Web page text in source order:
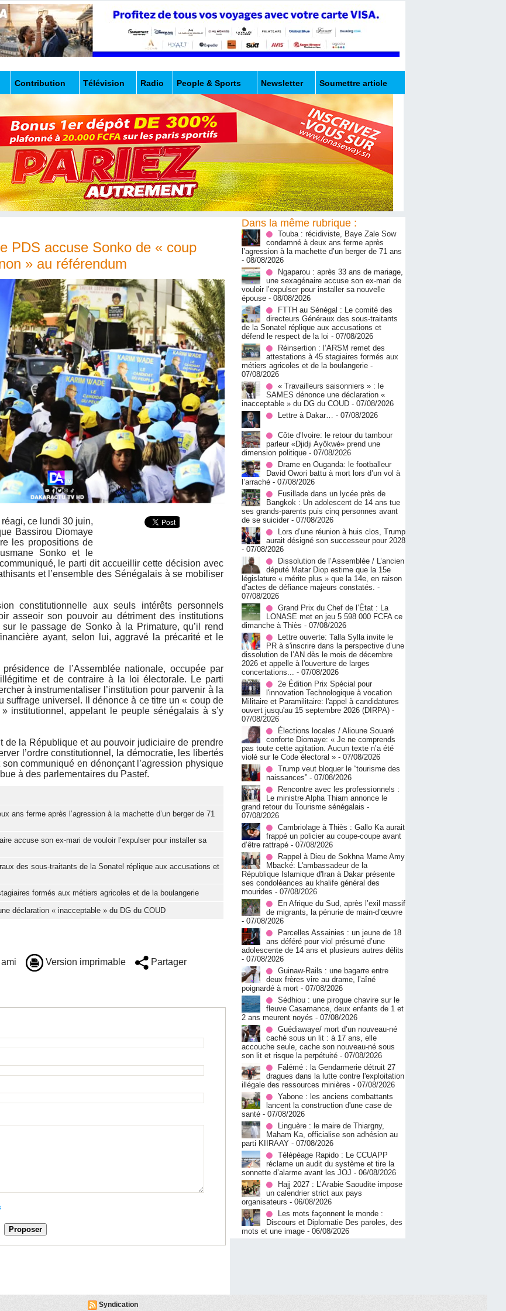
Contribution Télévision Radio People & Sports Newsletter Soumettre article
PDS accuse Sonko de « coup
» au référendum
ce lundi 30 juin,
Bassirou Diomaye
les propositions de
Sonko et le
le parti dit accueillir cette décision avec
et l’ensemble des Sénégalais à se mobiliser
constitutionnelle aux seuls intérêts personnels
asseoir son pouvoir au détriment des institutions
le passage de Sonko à la Primature, qu’il rend
ayant, selon lui, aggravé la précarité et le
de l’Assemblée nationale, occupée par
et de contraire à la loi électorale. Le parti
à instrumentaliser l’institution pour parvenir à la
suffrage universel. Il dénonce à ce titre un « coup de
institutionnel, appelant le peuple sénégalais à s’y
de la République et au pouvoir judiciaire de prendre
l’ordre constitutionnel, la démocratie, les libertés
communiqué en dénonçant l’agression physique
à des parlementaires du Pastef.
ans ferme après l’agression à la machette d’un berger de 71
accuse son ex-mari de vouloir l’expulser pour installer sa
des sous-traitants de la Sonatel réplique aux accusations et
formés aux métiers agricoles et de la boulangerie
déclaration « inacceptable » du DG du COUD
Version imprimable Partager
Dans la même rubrique :
Touba : récidiviste, Baye Zale Sow
condamné à deux ans ferme après
l’agression à la machette d’un berger de 71 ans
- 08/08/2026
Ngaparou : après 33 ans de mariage,
une sexagénaire accuse son ex-mari de
vouloir l’expulser pour installer sa nouvelle
épouse - 08/08/2026
FTTH au Sénégal : Le comité des
directeurs Généraux des sous-traitants
de la Sonatel réplique aux accusations et
défend le respect de la loi - 07/08/2026
Réinsertion : l’ARSM remet des
attestations à 45 stagiaires formés aux
métiers agricoles et de la boulangerie -
07/08/2026
« Travailleurs saisonniers » : le
SAMES dénonce une déclaration «
inacceptable » du DG du COUD - 07/08/2026
Lettre à Dakar… - 07/08/2026
Côte d'Ivoire: le retour du tambour
parleur «Djidji Ayôkwé» prend une
dimension politique - 07/08/2026
Drame en Ouganda: le footballeur
David Owori battu à mort lors d’un vol à
l’arraché - 07/08/2026
Fusillade dans un lycée près de
Bangkok : Un adolescent de 14 ans tue
ses grands-parents puis cinq personnes avant
de se suicider - 07/08/2026
Lors d’une réunion à huis clos, Trump
aurait désigné son successeur pour 2028
- 07/08/2026
Dissolution de l’Assemblée / L’ancien
député Matar Diop estime que la 15e
législature « mérite plus » que la 14e, en raison
d’actes de défiance majeurs constatés. -
07/08/2026
Grand Prix du Chef de l’État : La
LONASE met en jeu 5 598 000 FCFA ce
dimanche à Thiès - 07/08/2026
Lettre ouverte: Talla Sylla invite le
PR à s'inscrire dans la perspective d’une
dissolution de l’AN dès le mois de décembre
2026 et appelle à l'ouverture de larges
concertations... - 07/08/2026
2e Édition Prix Spécial pour
l'innovation Technologique à vocation
Militaire et Paramilitaire: l'appel à candidatures
ouvert jusqu'au 15 septembre 2026 (DIRPA) -
07/08/2026
Élections locales / Alioune Souaré
conforte Diomaye: « Je ne comprends
pas toute cette agitation. Aucun texte n’a été
violé sur le Code électoral » - 07/08/2026
Trump veut bloquer le “tourisme des
naissances” - 07/08/2026
Rencontre avec les professionnels :
Le ministre Alpha Thiam annonce le
grand retour du Tourisme sénégalais -
07/08/2026
Cambriolage à Thiès : Gallo Ka aurait
frappé un policier au coupe-coupe avant
d’être rattrapé - 07/08/2026
Rappel à Dieu de Sokhna Mame Amy
Mbacké: L'ambassadeur de la
République Islamique d'Iran à Dakar présente
ses condoléances au khalife général des
mourides - 07/08/2026
En Afrique du Sud, après l’exil massif
de migrants, la pénurie de main-d’œuvre
- 07/08/2026
Parcelles Assainies : un jeune de 18
ans déféré pour viol présumé d’une
adolescente de 14 ans et plusieurs autres délits
- 07/08/2026
Guinaw-Rails : une bagarre entre
deux frères vire au drame, l’aîné
poignardé à mort - 07/08/2026
Sédhiou : une pirogue chavire sur le
fleuve Casamance, deux enfants de 1 et
2 ans meurent noyés - 07/08/2026
Guédiawaye/ mort d’un nouveau-né
caché sous un lit : à 17 ans, elle
accouche seule, cache son nouveau-né sous
son lit et risque la perpétuité - 07/08/2026
Falémé : la Gendarmerie détruit 27
dragues dans la lutte contre l'exploitation
illégale des ressources minières - 07/08/2026
Yabone : les anciens combattants
lancent la construction d'une case de
santé - 07/08/2026
Linguère : le maire de Thiargny,
Maham Ka, officialise son adhésion au
parti KIIRAAY - 07/08/2026
Télépéage Rapido : Le CCUAPP
réclame un audit du système et tire la
sonnette d’alarme avant les JOJ - 06/08/2026
Hajj 2027 : L’Arabie Saoudite impose
un calendrier strict aux pays
organisateurs - 06/08/2026
Les mots façonnent le monde :
Discours et Diplomatie Des paroles, des
mots et une image - 06/08/2026
Syndication